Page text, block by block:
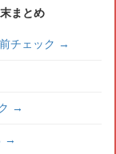
まとめ
チェック →
→
→